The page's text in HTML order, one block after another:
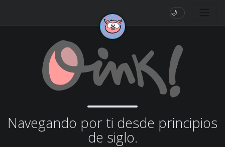
🌙
Navegando por ti desde principios
de siglo.